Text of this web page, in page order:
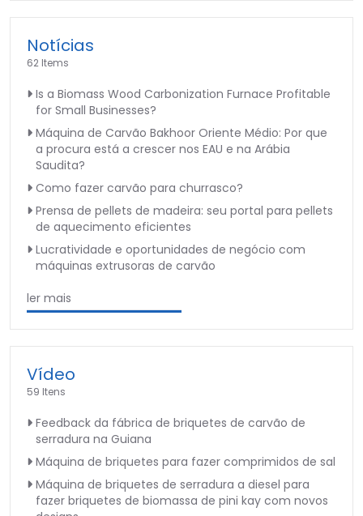
Notícias
62 Items
Is a Biomass Wood Carbonization Furnace Profitable
for Small Businesses?
Máquina de Carvão Bakhoor Oriente Médio: Por que
a procura está a crescer nos EAU e na Arábia
Saudita?
Como fazer carvão para churrasco?
Prensa de pellets de madeira: seu portal para pellets
de aquecimento eficientes
Lucratividade e oportunidades de negócio com
máquinas extrusoras de carvão
ler mais
Vídeo
59 Itens
Feedback da fábrica de briquetes de carvão de
serradura na Guiana
Máquina de briquetes para fazer comprimidos de sal
Máquina de briquetes de serradura a diesel para
fazer briquetes de biomassa de pini kay com novos